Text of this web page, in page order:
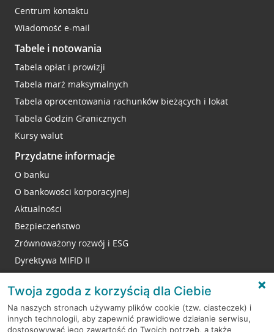
Centrum kontaktu
Wiadomość e-mail
Tabele i notowania
Tabela opłat i prowizji
Tabela marż maksymalnych
Tabela oprocentowania rachunków bieżących i lokat
Tabela Godzin Granicznych
Kursy walut
Przydatne informacje
O banku
O bankowości korporacyjnej
Aktualności
Bezpieczeństwo
Zrównoważony rozwój i ESG
Dyrektywa MIFID II
RODO
Twoja zgoda z korzyścią dla Ciebie
Na naszych stronach używamy plików cookie (tzw. ciasteczek) i
innych technologii, aby zapewnić prawidłowe działanie serwisu,
dostosowywać jego zawartość do Twoich potrzeb, a także